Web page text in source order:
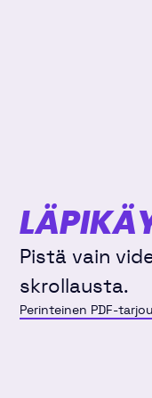
Pistä vain
skrollausta.
Perinteinen PDF-